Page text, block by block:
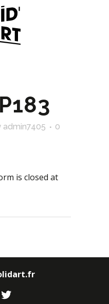
P183
admin7405
0
is closed at
Twitter